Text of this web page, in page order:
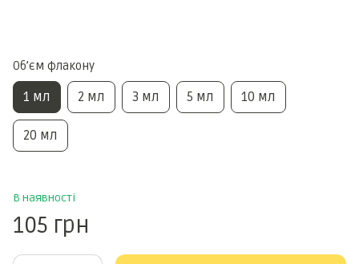
Обʼєм флакону
1 мл 2 мл 3 мл 5 мл 10 мл
20 мл
В наявності
105 грн